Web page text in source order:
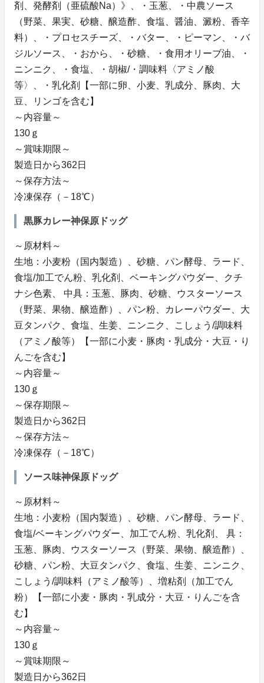
剤、発酵剤（亜硫酸Na）》、・玉葱、・中農ソース
（野菜、果実、砂糖、醸造酢、食塩、醤油、澱粉、香辛
料）、・プロセスチーズ、・バター、・ピーマン、・バ
ジルソース、・おから、・砂糖、・食用オリーブ油、・
ニンニク、・食塩、・胡椒/・調味料〈アミノ酸
等〉、・乳化剤【一部に卵、小麦、乳成分、豚肉、大
豆、リンゴを含む】
～内容量～
130ｇ
～賞味期限～
製造日から362日
～保存方法～
冷凍保存（－18℃）
黒豚カレー神保原ドッグ
～原材料～
生地：小麦粉（国内製造）、砂糖、パン酵母、ラード、
食塩/加工でん粉、乳化剤、ベーキングパウダー、クチ
ナシ色素、 中具：玉葱、豚肉、砂糖、ウスターソース
（野菜、果物、醸造酢）、パン粉、カレーパウダー、大
豆タンパク、食塩、生姜、ニンニク、こしょう/調味料
（アミノ酸等）【一部に小麦・豚肉・乳成分・大豆・り
んごを含む】
～内容量～
130ｇ
～保存期限～
製造日から362日
～保存方法～
冷凍保存（－18℃）
ソース味神保原ドッグ
～原材料～
生地：小麦粉（国内製造）、砂糖、パン酵母、ラード、
食塩/ベーキングパウダー、加工でん粉、乳化剤、 具：
玉葱、豚肉、ウスターソース（野菜、果物、醸造酢）、
砂糖、パン粉、大豆タンパク、食塩、生姜、ニンニク、
こしょう/調味料（アミノ酸等）、増粘剤（加工でん
粉）【一部に小麦・豚肉・乳成分・大豆・りんごを含
む】
～内容量～
130ｇ
～賞味期限～
製造日から362日